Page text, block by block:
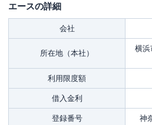
エースの詳細
会社
所在地（本社）
横浜
利用限度額
借入金利
登録番号 神